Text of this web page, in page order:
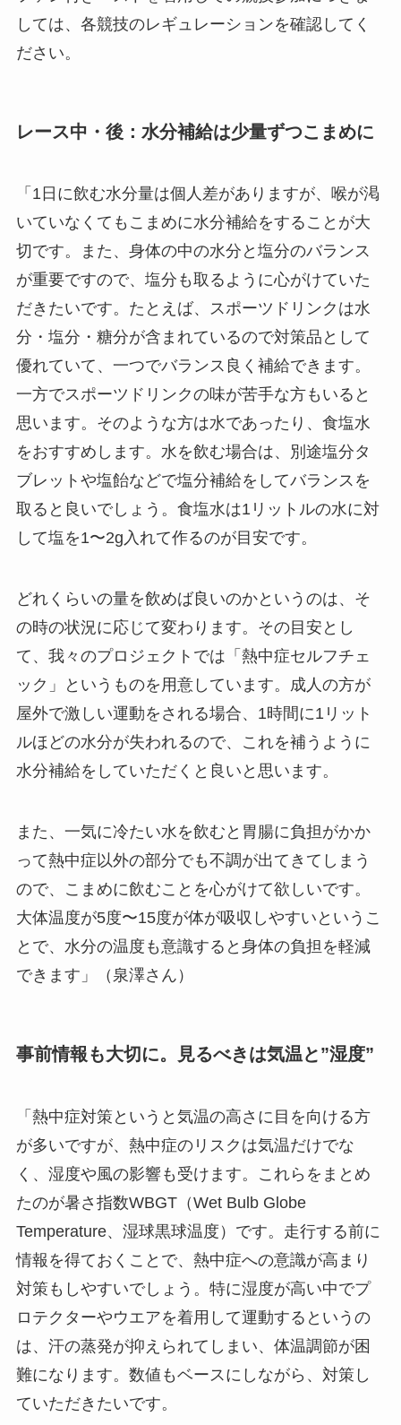
しては、各競技のレギュレーションを確認してく
ださい。
レース中・後：水分補給は少量ずつこまめに
「1日に飲む水分量は個人差がありますが、喉が渇
いていなくてもこまめに水分補給をすることが大
切です。また、身体の中の水分と塩分のバランス
が重要ですので、塩分も取るように心がけていた
だきたいです。たとえば、スポーツドリンクは水
分・塩分・糖分が含まれているので対策品として
優れていて、一つでバランス良く補給できます。
一方でスポーツドリンクの味が苦手な方もいると
思います。そのような方は水であったり、食塩水
をおすすめします。水を飲む場合は、別途塩分タ
ブレットや塩飴などで塩分補給をしてバランスを
取ると良いでしょう。食塩水は1リットルの水に対
して塩を1〜2g入れて作るのが目安です。
どれくらいの量を飲めば良いのかというのは、そ
の時の状況に応じて変わります。その目安とし
て、我々のプロジェクトでは「熱中症セルフチェ
ック」というものを用意しています。成人の方が
屋外で激しい運動をされる場合、1時間に1リット
ルほどの水分が失われるので、これを補うように
水分補給をしていただくと良いと思います。
また、一気に冷たい水を飲むと胃腸に負担がかか
って熱中症以外の部分でも不調が出てきてしまう
ので、こまめに飲むことを心がけて欲しいです。
大体温度が5度〜15度が体が吸収しやすいというこ
とで、水分の温度も意識すると身体の負担を軽減
できます」（泉澤さん）
事前情報も大切に。見るべきは気温と”湿度”
「熱中症対策というと気温の高さに目を向ける方
が多いですが、熱中症のリスクは気温だけでな
く、湿度や風の影響も受けます。これらをまとめ
たのが暑さ指数WBGT（Wet Bulb Globe
Temperature、湿球黒球温度）です。走行する前に
情報を得ておくことで、熱中症への意識が高まり
対策もしやすいでしょう。特に湿度が高い中でプ
ロテクターやウエアを着用して運動するというの
は、汗の蒸発が抑えられてしまい、体温調節が困
難になります。数値もベースにしながら、対策し
ていただきたいです。